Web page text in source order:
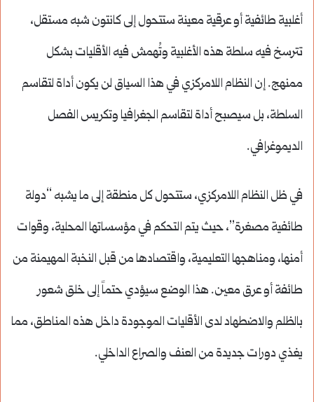
أغلبية طائفية أو عرقية معينة ستتحول إلى كانتون شبه مستقل،
تترسخ فيه سلطة هذه الأغلبية وتُهمش فيه الأقليات بشكل
ممنهج. إن النظام اللامركزي في هذا السياق لن يكون أداة لتقاسم
السلطة، بل سيصبح أداة لتقاسم الجغرافيا وتكريس الفصل
الديموغرافي.
في ظل النظام اللامركزي، ستتحول كل منطقة إلى ما يشبه “دولة
طائفية مصغرة”، حيث يتم التحكم في مؤسساتها المحلية، وقوات
أمنها، ومناهجها التعليمية، واقتصادها من قبل النخبة المهيمنة من
طائفة أو عرق معين. هذا الوضع سيؤدي حتماً إلى خلق شعور
بالظلم والاضطهاد لدى الأقليات الموجودة داخل هذه المناطق، مما
يغذي دورات جديدة من العنف والصراع الداخلي.